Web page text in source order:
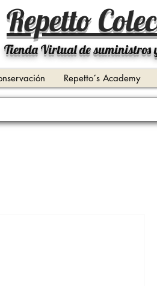
Repetto
Tienda Virtual de suministros
Repetto´s Academy